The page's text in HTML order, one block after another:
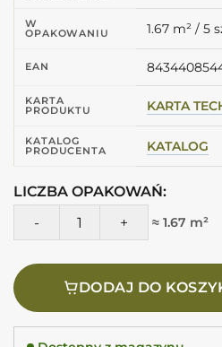
W
OPAKOWANIU 1.67 m² / 5
EAN
KARTA
PRODUKTU KARTA
KATALOG
PRODUCENTA KATALOG
LICZBA OPAKOWAŃ:
ilość Peronda MANHATTAN
≈ 1.67 m²
DODAJ DO